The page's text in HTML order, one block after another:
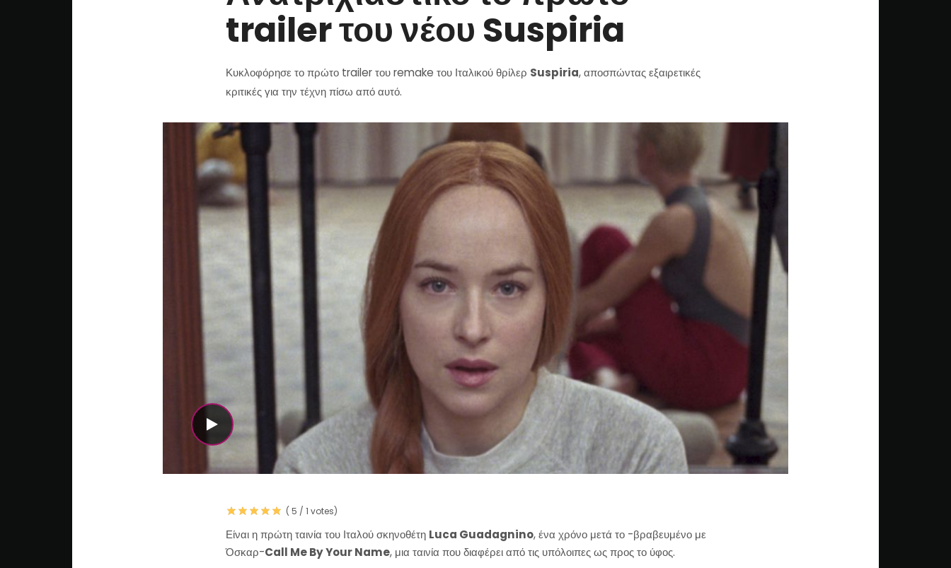
trailer του νέου Suspiria
Κυκλοφόρησε το πρώτο trailer του remake του Ιταλικού θρίλερ Suspiria, αποσπώντας εξαιρετικές
κριτικές για την τέχνη πίσω από αυτό.
WATCH THE VIDEO
( 5 / 1 votes)
Είναι η πρώτη ταινία του Ιταλού σκηνοθέτη Luca Guadagnino, ένα χρόνο μετά το -βραβευμένο με
Όσκαρ-Call Me By Your Name, μια ταινία που διαφέρει από τις υπόλοιπες ως προς το ύφος.